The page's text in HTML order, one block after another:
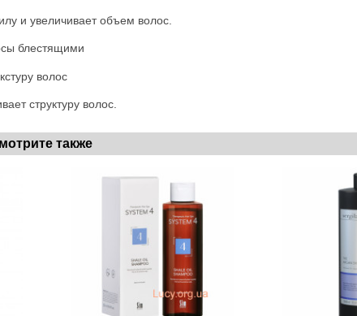
и увеличивает объем волос.
блестящими
волос
структуру волос.
также